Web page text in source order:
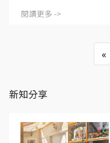
閱讀更多 ->
«
新知分享